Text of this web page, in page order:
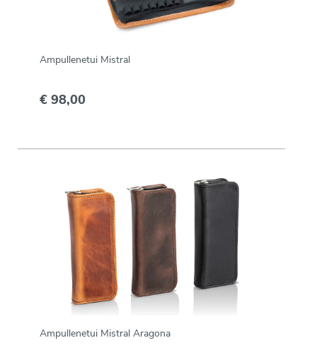
Ampullenetui Mistral
€ 98,00
Ampullenetui Mistral Aragona